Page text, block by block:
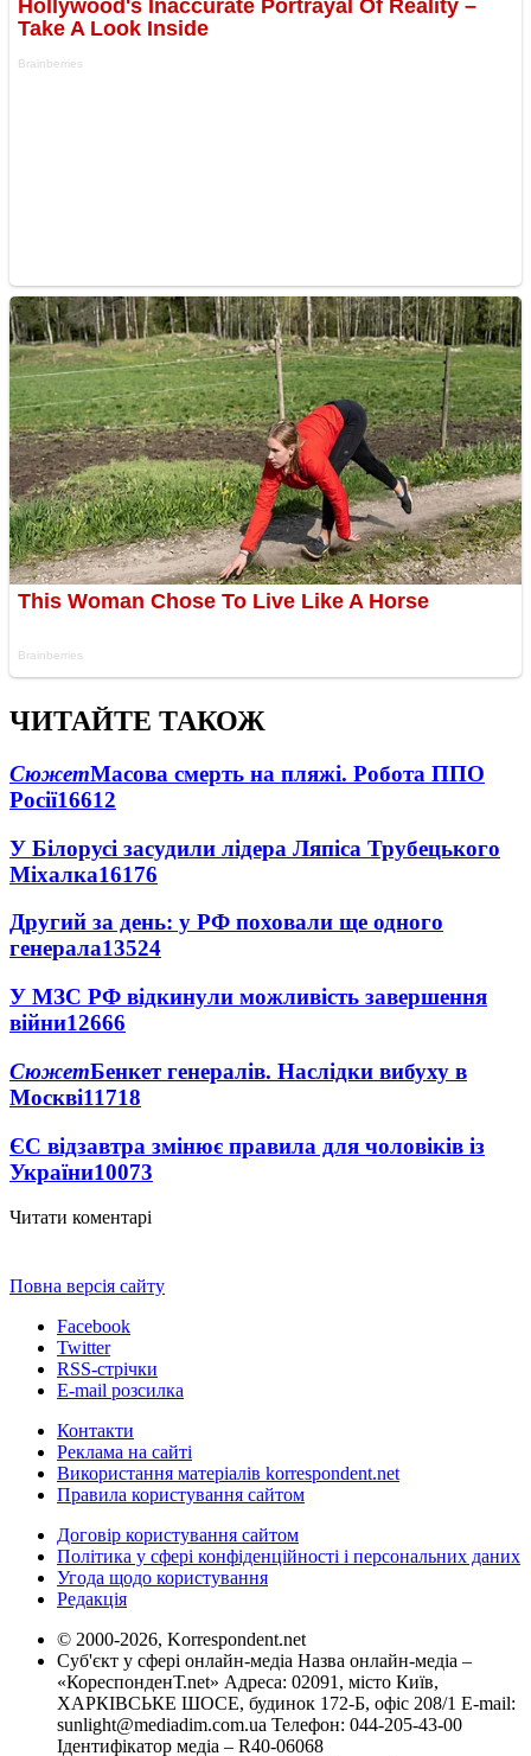
ЧИТАЙТЕ ТАКОЖ
СюжетМасова смерть на пляжі. Робота ППО
Росії16612
У Білорусі засудили лідера Ляпіса Трубецького
Міхалка16176
Другий за день: у РФ поховали ще одного
генерала13524
У МЗС РФ відкинули можливість завершення
війни12666
СюжетБенкет генералів. Наслідки вибуху в
Москві11718
ЄС відзавтра змінює правила для чоловіків із
України10073
Читати коментарі
Повна версія сайту
Facebook
Twitter
RSS-стрічки
E-mail розсилка
Контакти
Реклама на сайті
Використання матеріалів korrespondent.net
Правила користування сайтом
Договір користування сайтом
Політика у сфері конфіденційності і персональних даних
Угода щодо користування
Редакція
© 2000-2026, Korrespondent.net
Суб'єкт у сфері онлайн-медіа Назва онлайн-медіа –
«КореспонденТ.net» Адреса: 02091, місто Київ,
ХАРКІВСЬКЕ ШОСЕ, будинок 172-Б, офіс 208/1 E-mail:
sunlight@mediadim.com.ua Телефон: 044-205-43-00
Ідентифікатор медіа – R40-06068